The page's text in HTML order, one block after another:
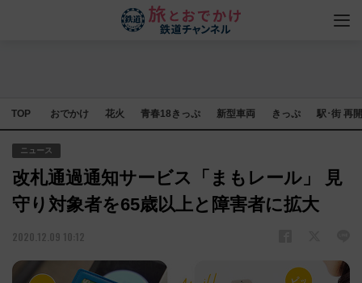
TOP おでかけ 花火 青春18きっぷ 新型車両 きっぷ 駅･街 再
ニュース
改札通過通知サービス「まもレール」 見
守り対象者を65歳以上と障害者に拡大
2020.12.09 10:12